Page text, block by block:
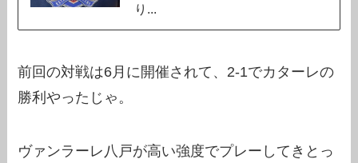
り...
前回の対戦は6月に開催されて、2-1でカターレの
勝利やったじゃ。
ヴァンラーレ八戸が高い強度でプレーしてきとっ